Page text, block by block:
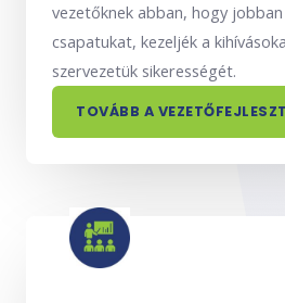
vezetőknek abban, hogy
csapatukat, kezeljék a
szervezetük sikerességét.
TOVÁBB A